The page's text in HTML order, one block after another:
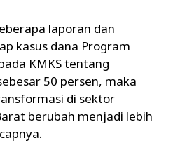
laporan dan
kasus dana Program
KMKS tentang
50 persen, maka
di sektor
berubah menjadi lebih